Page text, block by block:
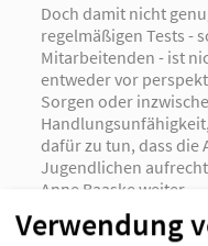
Doch damit nicht
regelmäßigen Tests -
Mitarbeitenden - ist
entweder vor
Sorgen oder
dafür zu tun, dass die
Jugendlichen
Anne Baaske weiter.
Verwendung